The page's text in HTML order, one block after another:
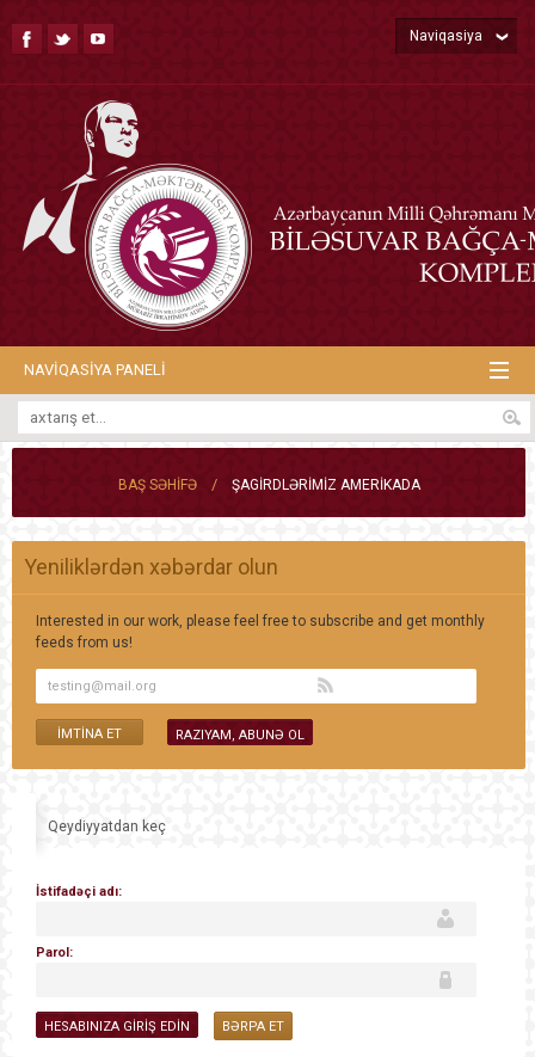
Naviqasiya
NAVIQASIYA PANELI
BAŞ SƏHIFƏ / ŞAGIRDLƏRIMIZ AMERIKADA
Yeniliklərdən xəbərdar olun
Interested in our work, please feel free to subscribe and get monthly
feeds from us!
Qeydiyyatdan keç
İstifadəçi adı:
Parol:
BƏRPA ET